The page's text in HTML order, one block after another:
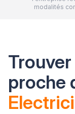
modalités
proche